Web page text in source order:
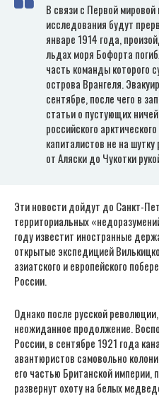
В связи с Первой
исследования будут
январе 1914 года,
льдах моря Бофорта
часть команды которого
острова Врангеля.
сентябре, после чего в
статьи о пустующих
российского
капиталистов не на
от Аляски до Чукотки
Эти новости дойдут до Санкт-
территориальных
году известит иностранные
открытые экспедицией
азиатского и европейского
России.
Однако после русской
неожиданное продолжение.
России, в сентябре 1921 года
авантюристов самовольно
его частью Британской империи,
развернут охоту на белых